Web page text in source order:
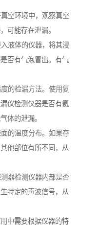
空环境中，观察真空
可能存在泄漏。
液体的仪器，将其浸
否有气泡冒出。有气
的检漏方法。使用氦
仪检测仪器是否有氦
体的泄漏。
的温度分布。如果存
他部位有所不同，从
器检测仪器内部是否
特定的声波信号，从
中需要根据仪器的特